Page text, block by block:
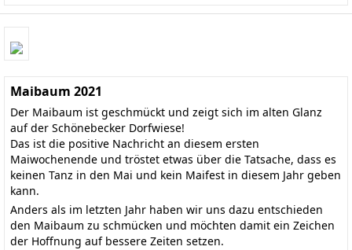
Maibaum 2021
Der Maibaum ist geschmückt und zeigt sich im alten Glanz
auf der Schönebecker Dorfwiese!
Das ist die positive Nachricht an diesem ersten
Maiwochenende und tröstet etwas über die Tatsache, dass es
keinen Tanz in den Mai und kein Maifest in diesem Jahr geben
kann.
Anders als im letzten Jahr haben wir uns dazu entschieden
den Maibaum zu schmücken und möchten damit ein Zeichen
der Hoffnung auf bessere Zeiten setzen.